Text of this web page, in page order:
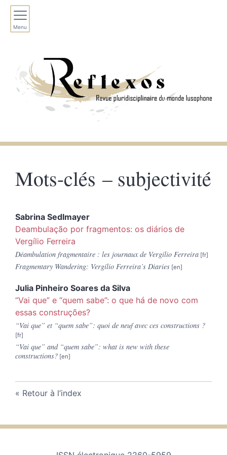
Menu
Mots-clés – subjectivité
Sabrina Sedlmayer
Deambulação por fragmentos: os diários de
Vergílio Ferreira
Déambulation fragmentaire : les journaux de Vergílio Ferreira
Fragmentary Wandering: Vergílio Ferreira’s Diaries
Julia Pinheiro Soares da Silva
“Vai que” e “quem sabe”: o que há de novo com
essas construções?
“Vai que” et “quem sabe”: quoi de neuf avec ces constructions ?
“Vai que” and “quem sabe”: what is new with these
constructions?
Retour à l’index